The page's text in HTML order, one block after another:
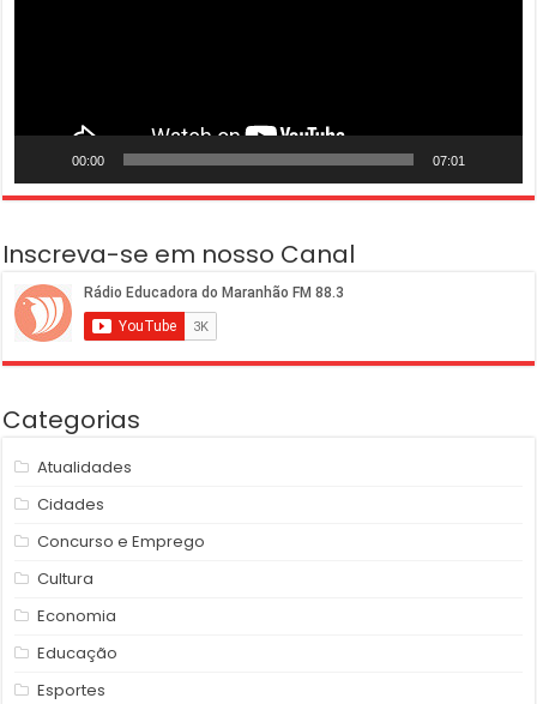
00:00 07:01
Inscreva-se em nosso Canal
Categorias
Atualidades
Cidades
Concurso e Emprego
Cultura
Economia
Educação
Esportes